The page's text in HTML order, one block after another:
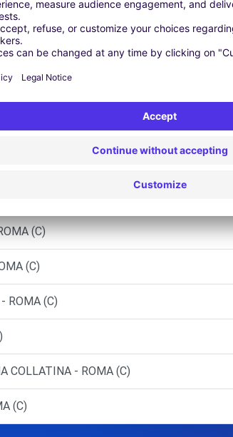
Vergelijkbare
(C)
(C)
ROMA (C)
COLLATINA - ROMA (C)
(C)